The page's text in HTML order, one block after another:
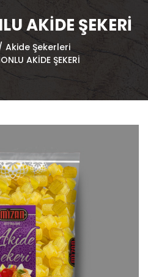
AKİDE ŞEKERİ
Akide Şekerleri
AKİDE ŞEKERİ